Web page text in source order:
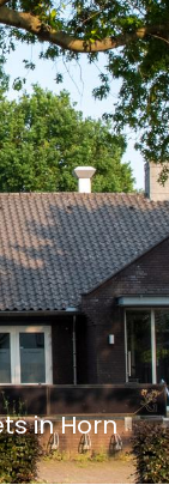
in Horn